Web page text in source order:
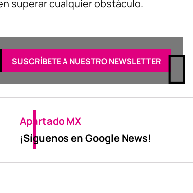
superar cualquier obstáculo.
Apartado MX
¡Síguenos en Google News!